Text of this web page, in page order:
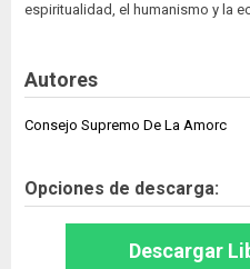
espiritualidad, el humanismo y la
Autores
Consejo Supremo De La Amorc
Opciones de descarga:
Descargar